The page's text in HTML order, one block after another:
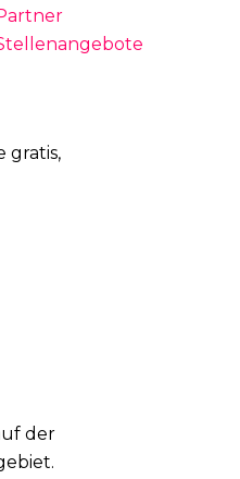
gratis,
der